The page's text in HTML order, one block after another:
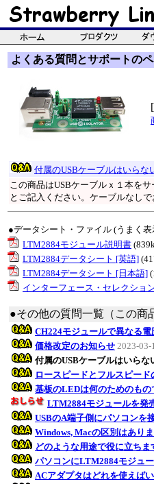
よくある質問とサポートのペ
付属のUSBケーブルはいらな
この商品はUSBケーブルｘ１本を
とご記入ください。ケーブルなし
●データシート・ファイル (うまく
LTM2884モジュール説明書
LTM2884データシート [英語]
LTM2884データシート [日本語]
インターフェース・セレクショ
●その他の質問一覧（この商
CH224モジュールで異なる
価格改定のお知らせ 2023-03-
付属のUSBケーブルはいらな
ロースピードとフルスピー
基板のLEDは何のためのもの
LTM2884モジュールを発
USBのA端子側にパソコンを
Windows, Macの区別はあり
どのような用途で役に立ちま
パソコンにLTM2884モジュ
ACアダプタはどれを使えば